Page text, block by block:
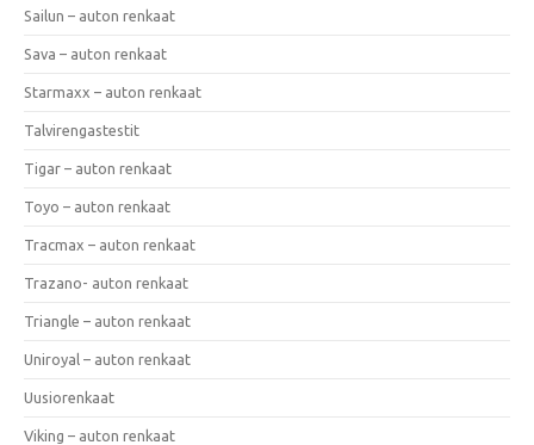
Sailun – auton renkaat
Sava – auton renkaat
Starmaxx – auton renkaat
Talvirengastestit
Tigar – auton renkaat
Toyo – auton renkaat
Tracmax – auton renkaat
Trazano- auton renkaat
Triangle – auton renkaat
Uniroyal – auton renkaat
Uusiorenkaat
Viking – auton renkaat